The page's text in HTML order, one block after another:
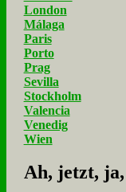
London
Málaga
Paris
Porto
Prag
Sevilla
Stockholm
Valencia
Venedig
Wien
Ah, jetzt,